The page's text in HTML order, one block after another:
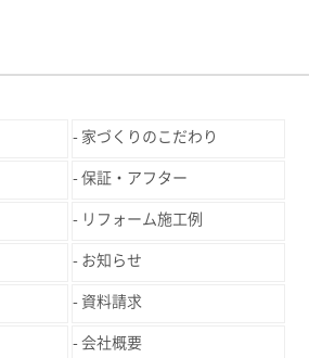
家づくりのこだわり
保証・アフター
リフォーム施工例
お知らせ
資料請求
会社概要